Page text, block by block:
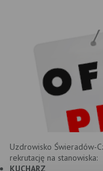
Uzdrowisko Świeradów-
rekrutację na stanowiska:
KUCHARZ